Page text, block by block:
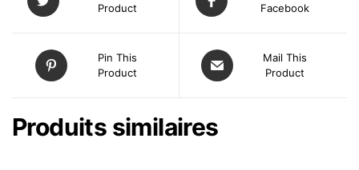
Product
Facebook
Pin This
Product
Mail This
Product
Produits similaires